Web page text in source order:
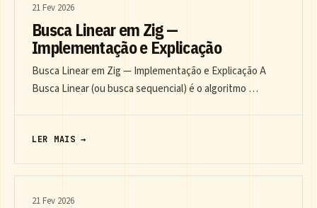
21 Fev 2026
Busca Linear em Zig —
Implementação e Explicação
Busca Linear em Zig — Implementação e Explicação A
Busca Linear (ou busca sequencial) é o algoritmo …
LER MAIS →
21 Fev 2026